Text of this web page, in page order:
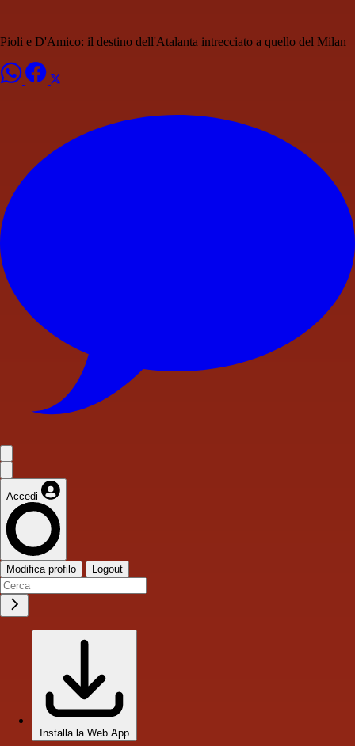
Pioli e D'Amico: il destino dell'Atalanta intrecciato a quello del Milan
Accedi
Modifica profilo Logout
Installa la Web App